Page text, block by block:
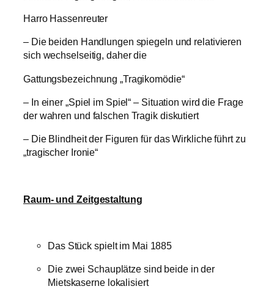
Harro Hassenreuter
– Die beiden Handlungen spiegeln und relativieren
sich wechselseitig, daher die
Gattungsbezeichnung „Tragikomödie“
– In einer „Spiel im Spiel“ – Situation wird die Frage
der wahren und falschen Tragik diskutiert
– Die Blindheit der Figuren für das Wirkliche führt zu
„tragischer Ironie“
Raum- und Zeitgestaltung
Das Stück spielt im Mai 1885
Die zwei Schauplätze sind beide in der
Mietskaserne lokalisiert